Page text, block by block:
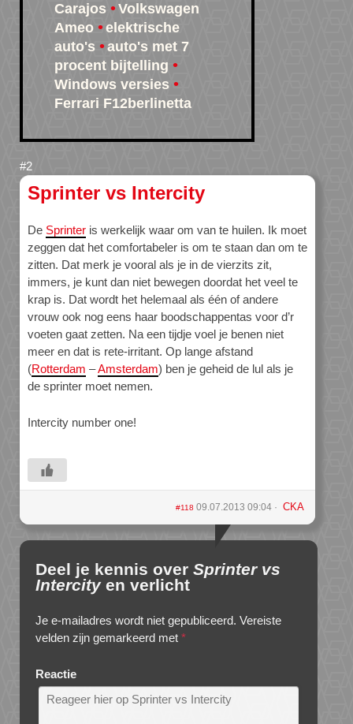
Carajos
Volkswagen
Ameo
elektrische
auto's
auto's met 7
procent bijtelling
Windows versies
Ferrari F12berlinetta
Sprinter vs Intercity
De Sprinter is werkelijk waar om van te huilen. Ik moet
zeggen dat het comfortabeler is om te staan dan om te
zitten. Dat merk je vooral als je in de vierzits zit,
immers, je kunt dan niet bewegen doordat het veel te
krap is. Dat wordt het helemaal als één of andere
vrouw ook nog eens haar boodschappentas voor d’r
voeten gaat zetten. Na een tijdje voel je benen niet
meer en dat is rete-irritant. Op lange afstand
(Rotterdam –Amsterdam) ben je geheid de lul als je
de sprinter moet nemen.
Intercity number one!
#11809.07.2013 09:04 CKA
Deel je kennis over Sprinter vs
Intercityen verlicht
Je e-mailadres wordt niet gepubliceerd. Vereiste
velden zijn gemarkeerd met *
Reactie